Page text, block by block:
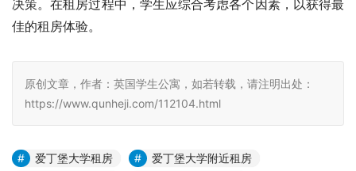
决策。在租房过程中，学生应综合考虑各个因素，以获得最
佳的租房体验。
原创文章，作者：英国学生公寓，如若转载，请注明出处：
https://www.qunheji.com/112104.html
爱丁堡大学租房
爱丁堡大学附近租房